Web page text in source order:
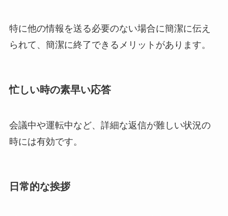
特に他の情報を送る必要のない場合に簡潔に伝え
られて、簡潔に終了できるメリットがあります。
忙しい時の素早い応答
会議中や運転中など、詳細な返信が難しい状況の
時には有効です。
日常的な挨拶